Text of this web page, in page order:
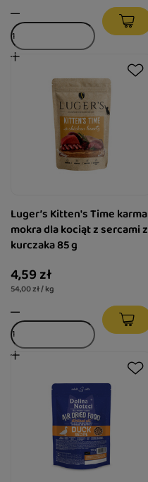
Luger’s Kitten's Time karma
mokra dla kociąt z sercami z
kurczaka 85 g
4,59 zł
54,00 zł / kg